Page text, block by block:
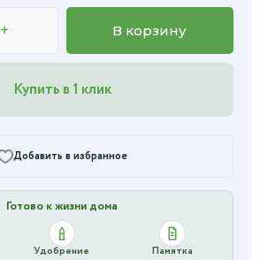
+ В корзину
Купить в 1 клик
Добавить в избранное
Готово к жизни дома
Удобрение Памятка